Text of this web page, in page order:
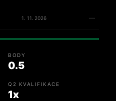
1. 11. 2026 —
BODY
0.5
Q2 KVALIFIKACE
1x